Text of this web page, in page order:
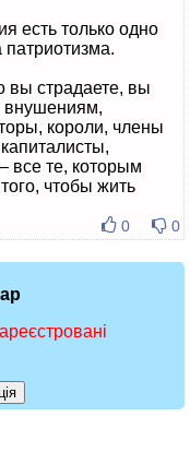
есть только одно
патриотизма.
вы страдаете, вы
внушениям,
короли, члены
все те, которым
чтобы жить
0 0